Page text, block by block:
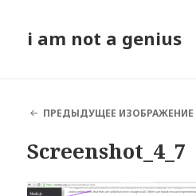
i am not a genius
ПРЕДЫДУЩЕЕ ИЗОБРАЖЕНИЕ
Screenshot_4_7